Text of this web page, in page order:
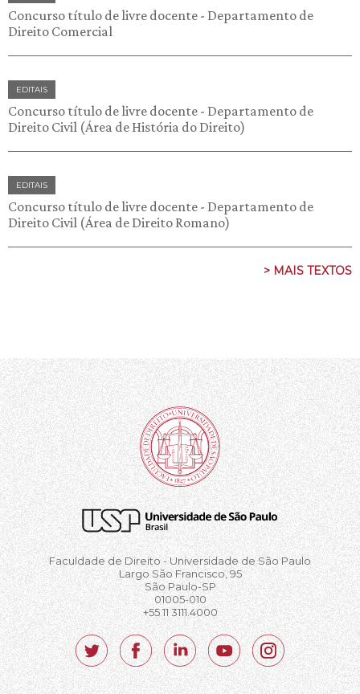
Concurso título de livre docente - Departamento de
Direito Comercial
EDITAIS
Concurso título de livre docente - Departamento de
Direito Civil (Área de História do Direito)
EDITAIS
Concurso título de livre docente - Departamento de
Direito Civil (Área de Direito Romano)
> MAIS TEXTOS
Faculdade de Direito - Universidade de São Paulo
Largo São Francisco, 95
São Paulo-SP
01005-010
+55 11 3111.4000